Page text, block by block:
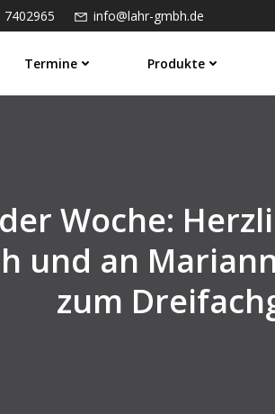
7402965 info@lahr-gmbh.de
Termine Produkte
Woche:
und an
zum